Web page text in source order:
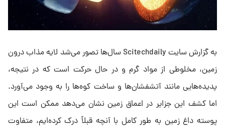
به گزارش سایت Scitechdaily سال‌ها تصور می‌شد لایه‌ مذاب درون
زمین، مخلوطی از مواد گرم و در حال حرکت است که در نتیجه،
پدیده‌هایی مانند آتشفشان‌ها و ساخت کوه‌ها را به وجود می‌آورد.
اما کشف این جزایر در اعماق زمین نشان می‌دهد ممکن است این
پوسته‌ داغ زمین به طور کامل با آنچه قبلاً درک کرده‌ایم، متفاوت